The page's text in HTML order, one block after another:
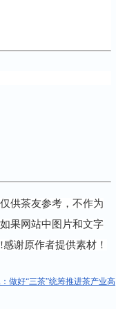
供茶友参考，不作为
果网站中图片和文字
谢原作者提供素材！
做好“三茶”统筹推进茶产业高